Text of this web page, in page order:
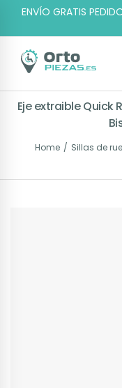
ENVÍO GRATIS
Eje extraible Quick
Home Sillas de